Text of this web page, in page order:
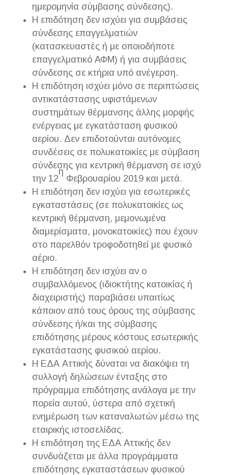
ημερομηνία σύμβασης σύνδεσης).
Η επιδότηση δεν ισχύει για συμβάσεις
σύνδεσης επαγγελματιών
(κατασκευαστές ή με οποιοδήποτε
επαγγελματικό ΑΦΜ) ή για συμβάσεις
σύνδεσης σε κτήρια υπό ανέγερση.
Η επιδότηση ισχύει μόνο σε περιπτώσεις
αντικατάστασης υφιστάμενων
συστημάτων θέρμανσης άλλης μορφής
ενέργειας με εγκατάσταση φυσικού
αερίου. Δεν επιδοτούνται αυτόνομες
συνδέσεις σε πολυκατοικίες με σύμβαση
σύνδεσης για κεντρική θέρμανση σε ισχύ
την 12
η
Φεβρουαρίου 2019 και μετά.
Η επιδότηση δεν ισχύει για εσωτερικές
εγκαταστάσεις (σε πολυκατοικίες ως
κεντρική θέρμανση, μεμονωμένα
διαμερίσματα, μονοκατοικίες) που έχουν
στο παρελθόν τροφοδοτηθεί με φυσικό
αέριο.
Η επιδότηση δεν ισχύει αν ο
συμβαλλόμενος (ιδιοκτήτης κατοικίας ή
διαχειριστής) παραβιάσει υπαιτίως
κάποιον από τους όρους της σύμβασης
σύνδεσης ή/και της σύμβασης
επιδότησης μέρους κόστους εσωτερικής
εγκατάστασης φυσικού αερίου.
Η ΕΔΑ Αττικής δύναται να διακόψει τη
συλλογή δηλώσεων ένταξης στο
πρόγραμμα επιδότησης ανάλογα με την
πορεία αυτού, ύστερα από σχετική
ενημέρωση των καταναλωτών μέσω της
εταιρικής ιστοσελίδας.
Η επιδότηση της ΕΔΑ Αττικής δεν
συνδυάζεται με άλλα προγράμματα
επιδότησης εγκαταστάσεων φυσικού